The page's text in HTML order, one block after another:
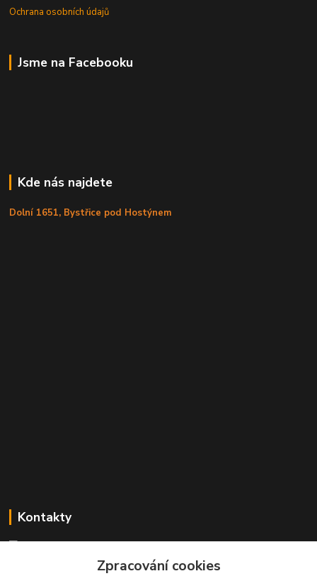
Ochrana osobních údajů
Jsme na Facebooku
Kde nás najdete
Dolní 1651, Bystřice pod Hostýnem
Kontakty
+420 725 613 837
Zpracování cookies